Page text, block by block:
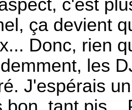
c'est
ça devient
Donc, rien
les
J'espérais